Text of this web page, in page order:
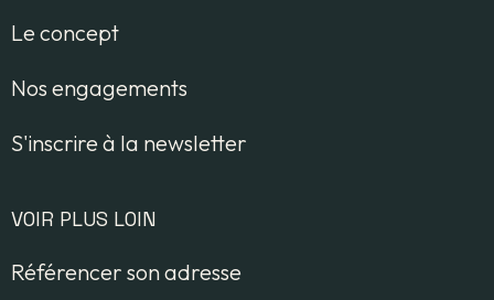
Le concept
Nos engagements
S'inscrire à la newsletter
VOIR PLUS LOIN
Référencer son adresse